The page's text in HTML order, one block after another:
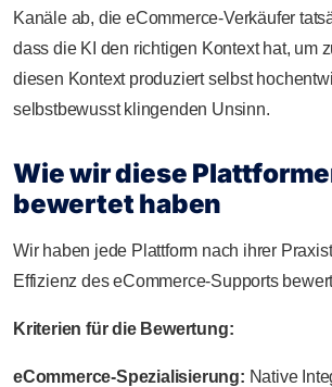
Kanäle ab, die eCommerce-Verkäufer
dass die KI den richtigen Kontext hat, um
diesen Kontext produziert selbst
selbstbewusst klingenden Unsinn.
Wie wir diese
bewertet haben
Wir haben jede Plattform nach ihrer
Effizienz des eCommerce-Supports
Kriterien für die Bewertung:
eCommerce-Spezialisierung: Native